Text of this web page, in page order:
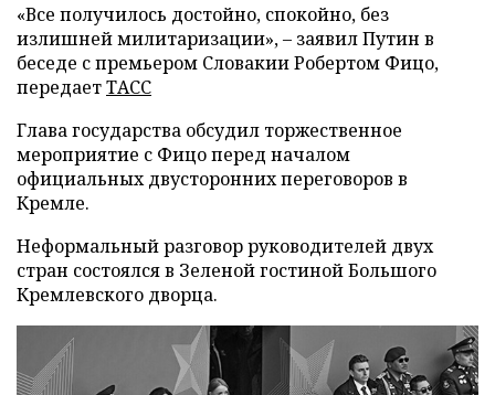
«Все получилось достойно, спокойно, без
излишней милитаризации», – заявил Путин в
беседе с премьером Словакии Робертом Фицо,
передаетТАСС
Глава государства обсудил торжественное
мероприятие с Фицо перед началом
официальных двусторонних переговоров в
Кремле.
Неформальный разговор руководителей двух
стран состоялся в Зеленой гостиной Большого
Кремлевского дворца.